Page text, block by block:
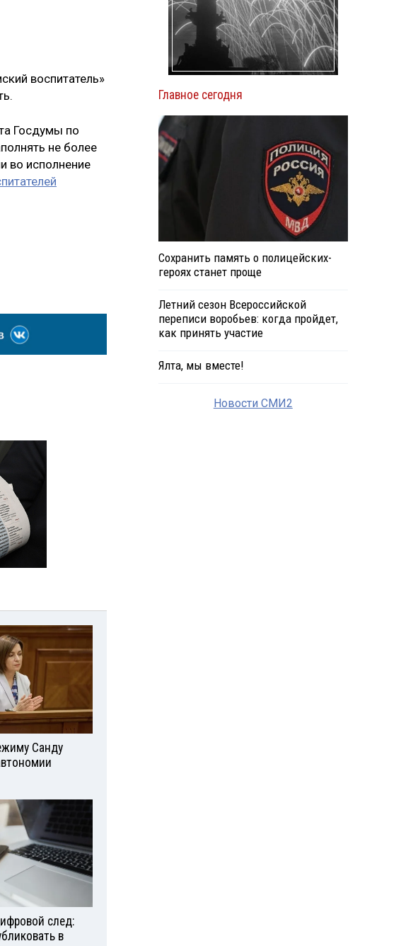
воспитатель»
Госдумы по
не более
во исполнение
Санду
след:
в
Главное сегодня
Сохранить память о полицейских-
героях станет проще
Летний сезон Всероссийской
переписи воробьев: когда пройдет,
как принять участие
Ялта, мы вместе!
Новости СМИ2